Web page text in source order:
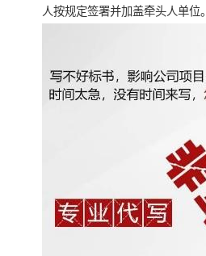
人按规定签署并加盖牵头人单位。